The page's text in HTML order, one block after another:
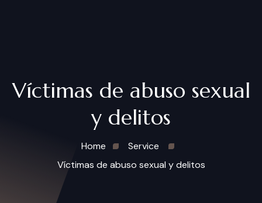
Víctimas de abuso sexual
y delitos
Home
Service
Víctimas de abuso sexual y delitos